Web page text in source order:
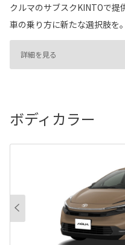
クルマのサブスクKINTOで提
車の乗り方に新たな選択肢を。
詳細を見る
ボディカラー